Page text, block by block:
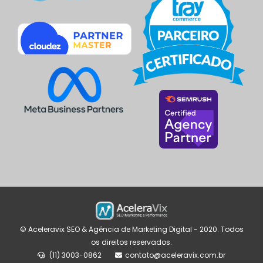
© Aceleravix SEO & Agência de Marketing Digital - 2020. Todos
os direitos reservados.
(11) 3003-0862
contato@aceleravix.com.br